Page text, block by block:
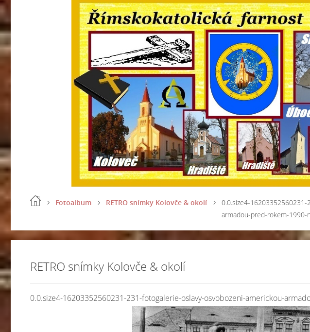
Fotoalbum RETRO snímky Kolovče & okolí
0.0.size4-16203352560231-
armadou-pred-rokem-1990-
RETRO snímky Kolovče & okolí
0.0.size4-16203352560231-231-fotogalerie-oslavy-osvobozeni-americkou-